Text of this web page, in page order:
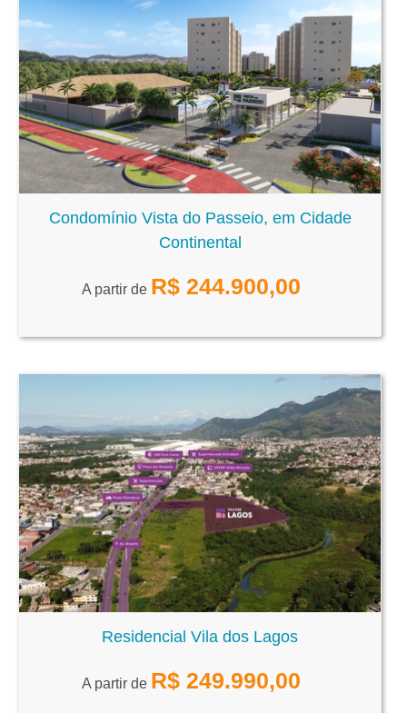
Condomínio Vista do Passeio, em Cidade
Continental
A partir de R$ 244.900,00
Residencial Vila dos Lagos
A partir de R$ 249.990,00